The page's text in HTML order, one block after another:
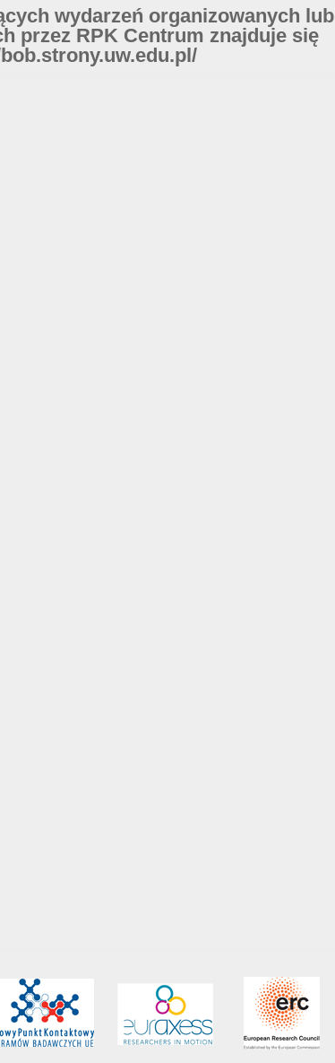
wydarzeń organizowanych lub
przez RPK Centrum znajduje się